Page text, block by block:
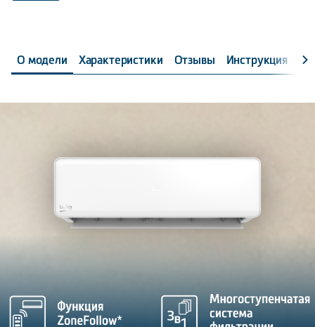
О модели Характеристики Отзывы Инструкция